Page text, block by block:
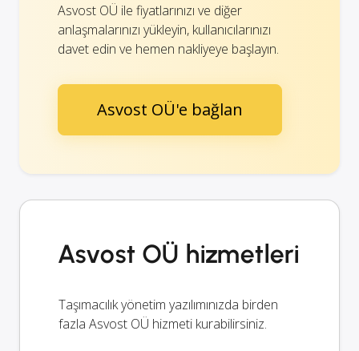
Asvost OÜ ile fiyatlarınızı ve diğer
anlaşmalarınızı yükleyin, kullanıcılarınızı
davet edin ve hemen nakliyeye başlayın.
Asvost OÜ'e bağlan
Asvost OÜ hizmetleri
Taşımacılık yönetim yazılımınızda birden
fazla Asvost OÜ hizmeti kurabilirsiniz.